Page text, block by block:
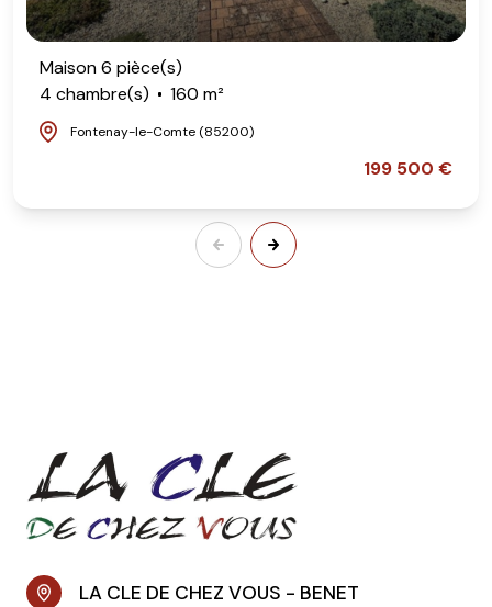
Maison 6 pièce(s)
4 chambre(s)
160 m²
Fontenay-le-Comte (85200)
199 500 €
LA CLE DE CHEZ VOUS - BENET